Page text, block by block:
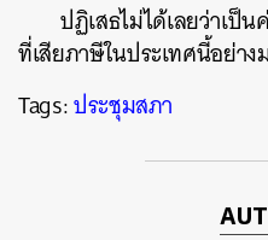
ปฏิเสธไม่ได้เลยว่าเป็
ที่เสียภาษีในประเทศนี้อย่าง
Tags:ประชุมสภา